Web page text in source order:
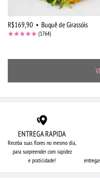
R$169,90 • Buquê de Girassóis
(1764)
ENTREGA RAPIDA
Receba suas flores no mesmo dia,
para surpreender com rapidez
e praticidade!